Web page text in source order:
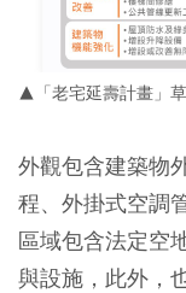
▲「老宅延壽計畫」
外觀包含建築物
程、外掛式空調
區域包含法定空
與設施，此外，